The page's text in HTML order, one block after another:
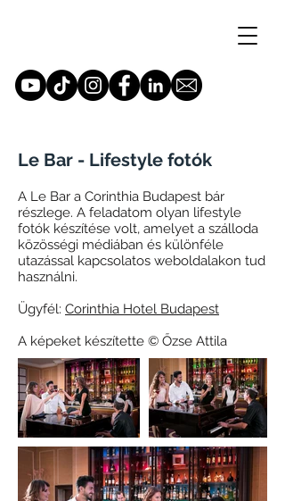
Le Bar - Lifestyle fotók
A Le Bar a Corinthia Budapest bár
részlege. A feladatom olyan lifestyle
fotók készítése volt, amelyet a szálloda
közösségi médiában és különféle
utazással kapcsolatos weboldalakon tud
használni.
Ügyfél: Corinthia Hotel Budapest
A képeket készítette © Őzse Attila